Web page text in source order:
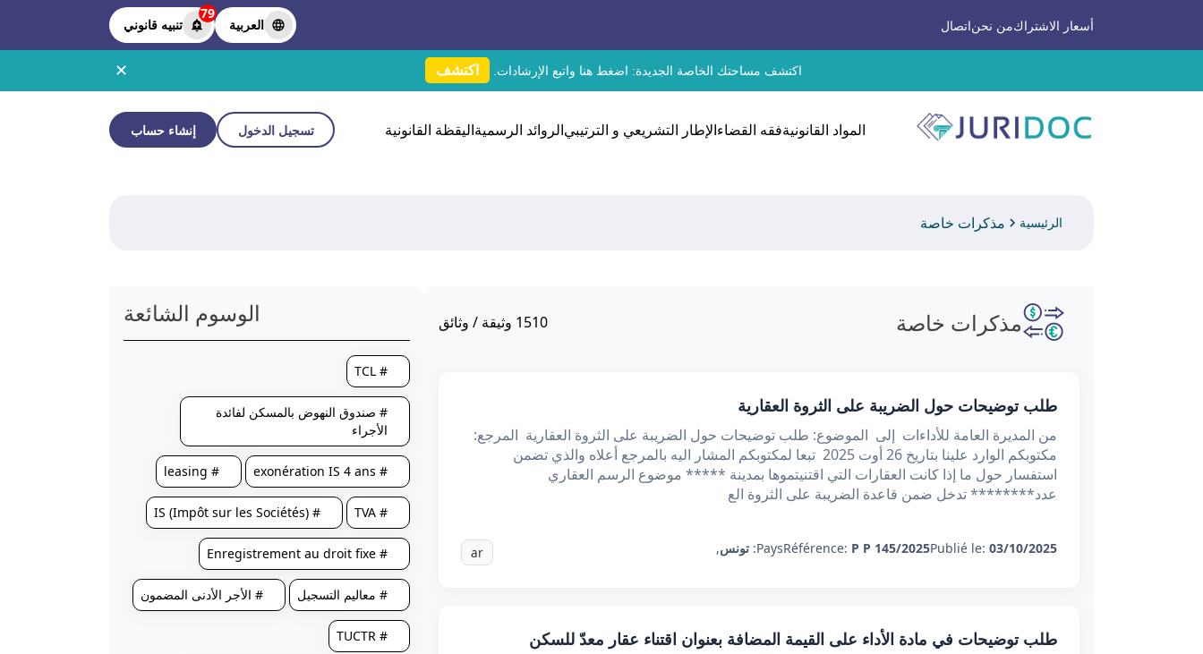
أسعار الاشتراكمن نحناتصال العربية
79
تنبيه قانوني
اكتشف مساحتك الخاصة الجديدة: اضغط هنا واتبع الإرشادات. اكتشف ✕
المواد القانونيةفقه القضاءالإطار التشريعي و الترتيبيالروائد الرسميةاليقظة القانونية تسجيل الدخول إنشاء حساب
الرئيسية مذكرات خاصة
مذكرات خاصة 1510 وثيقة / وثائق
طلب توضيحات حول الضريبة على الثروة العقارية
من المديرة العامة للأداءات إلى الموضوع: طلب توضيحات حول الضريبة على الثروة العقارية المرجع:
مكتوبكم الوارد علينا بتاريخ 26 أوت 2025 تبعا لمكتوبكم المشار اليه بالمرجع أعلاه والذي تضمن
استفسار حول ما إذا كانت العقارات التي اقتنيتموها بمدينة ***** موضوع الرسم العقاري
عدد******** تدخل ضمن قاعدة الضريبة على الثروة الع
Publié le: 03/10/2025
Référence: P P 145/2025
Pays: تونس,
ar
طلب توضيحات في مادة الأداء على القيمة المضافة بعنوان اقتناء عقار معدّ للسكن
الوسوم الشائعة
# TCL
# صندوق النهوض بالمسكن لفائدة
الأجراء
# exonération IS 4 ans
# leasing
# TVA
# IS (Impôt sur les Sociétés)
# Enregistrement au droit fixe
# معاليم التسجيل # الأجر الأدنى المضمون
# TUCTR